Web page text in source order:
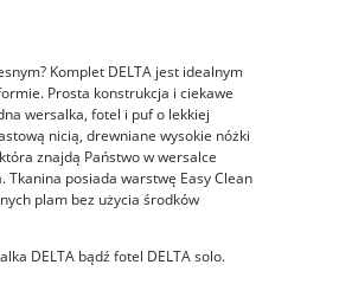
Komplet DELTA jest idealnym
Prosta konstrukcja i ciekawe
wersalka, fotel i puf o lekkiej
nicią, drewniane wysokie nóżki
znajdą Państwo w wersalce
Tkanina posiada warstwę Easy Clean
plam bez użycia środków
DELTA bądź fotel DELTA solo.